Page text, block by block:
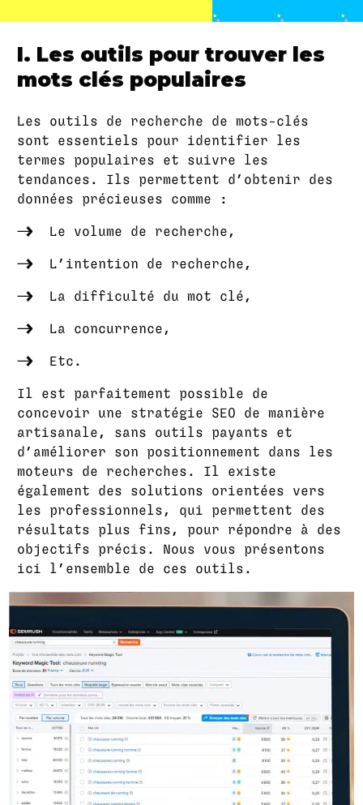
I. Les outils pour trouver les
mots clés populaires
Les outils de recherche de mots-clés
sont essentiels pour identifier les
termes populaires et suivre les
tendances. Ils permettent d’obtenir des
données précieuses comme :
Le volume de recherche,
L’intention de recherche,
La difficulté du mot clé,
La concurrence,
Etc.
Il est parfaitement possible de
concevoir une stratégie SEO de manière
artisanale, sans outils payants et
d’améliorer son positionnement dans les
moteurs de recherches. Il existe
également des solutions orientées vers
les professionnels, qui permettent des
résultats plus fins, pour répondre à des
objectifs précis. Nous vous présentons
ici l’ensemble de ces outils.